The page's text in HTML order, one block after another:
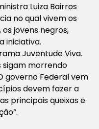
Luiza Bairros
no qual vivem os
jovens negros,
iniciativa.
Juventude Viva.
sigam morrendo
governo Federal vem
devem fazer a
principais queixas e